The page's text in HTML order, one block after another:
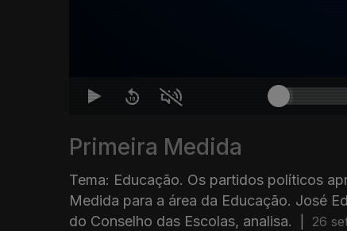
Primeira Medida
Tema: Educação. Os partidos políticos
Medida para a área da Educação. José
do Conselho das Escolas, analisa.
26